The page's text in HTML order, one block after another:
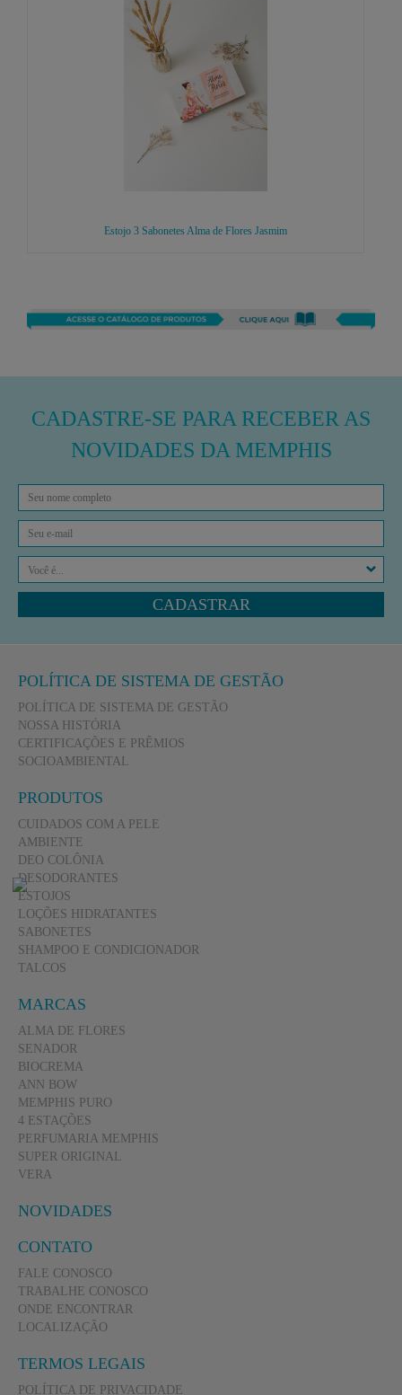
Estojo 3 Sabonetes Alma de Flores Jasmim
CADASTRE-SE PARA RECEBER AS
NOVIDADES DA MEMPHIS
Você é...
CADASTRAR
POLÍTICA DE SISTEMA DE GESTÃO
POLÍTICA DE SISTEMA DE GESTÃO
NOSSA HISTÓRIA
CERTIFICAÇÕES E PRÊMIOS
SOCIOAMBIENTAL
PRODUTOS
CUIDADOS COM A PELE
AMBIENTE
DEO COLÔNIA
DESODORANTES
ESTOJOS
LOÇÕES HIDRATANTES
SABONETES
SHAMPOO E CONDICIONADOR
TALCOS
MARCAS
ALMA DE FLORES
SENADOR
BIOCREMA
ANN BOW
MEMPHIS PURO
4 ESTAÇÕES
PERFUMARIA MEMPHIS
SUPER ORIGINAL
VERA
NOVIDADES
CONTATO
FALE CONOSCO
TRABALHE CONOSCO
ONDE ENCONTRAR
LOCALIZAÇÃO
TERMOS LEGAIS
POLÍTICA DE PRIVACIDADE